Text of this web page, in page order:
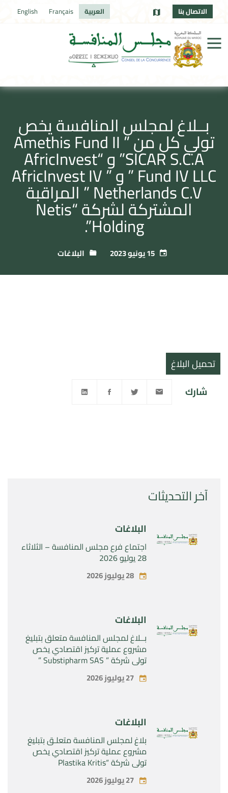
الاتصال بنا العربية Français
English
بــلاغ لمجلس المنافسة يخص
تولي كل من ” Amethis Fund II
SICAR S.C.A” و “AfricInvest
Fund IV LLC ” و ” AfricInvest IV
Netherlands C.V ” المراقبة
المشتركة لشركة “Netis
Holding”.
البلاغات
آخر التحديثات
البلاغات
اجتماع فرع مجلس المنافسة – الثلاثاء
28 يوليو 2026
28 يوليوز 2026
البلاغات
بــلاغ لمجلس المنافسة متعلق بتبليغ
مشروع عملية تركيز اقتصادي يخص
تولي شركة ” Substipharm SAS ”
المراقبة الحصرية للأصول والحقوق
المتعلقة بالمنتجين الصيدلانيين”
27 يوليوز 2026
البلاغات
بلاغ لمجلس المنافسة متعلـق بتبليغ
مشروع عملية تركيز اقتصادي يخص
تولي شركة “Plastika Kritis
SA”المراقبة الحصرية لشركة
“Naturplas Industrial SARL” 27 يوليوز 2026
تحميل البلاغ
شارك